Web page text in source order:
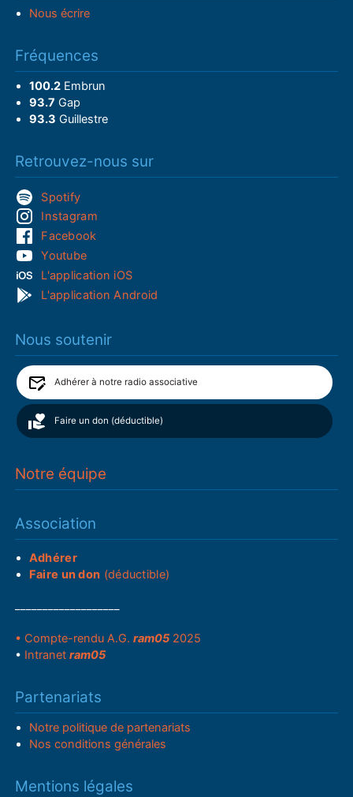
Nous écrire
Fréquences
100.2Embrun
93.7 Gap
93.3 Guillestre
Retrouvez-nous sur
Spotify
Instagram
Facebook
Youtube
L'application iOS
L'application Android
Nous soutenir
Adhérer à notre radio associative
Faire un don (déductible)
Notre équipe
Association
Adhérer
Faire un don (déductible)
• Compte-rendu A.G.ram05 2025
• Intranetram05
Partenariats
Notre politique de partenariats
Nos conditions générales
Mentions légales